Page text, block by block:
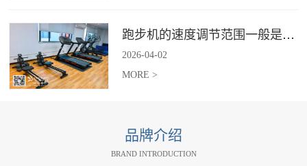
跑步机的速度调节范围一般是多少？
2026-04-02
MORE >
品牌介绍
BRAND INTRODUCTION